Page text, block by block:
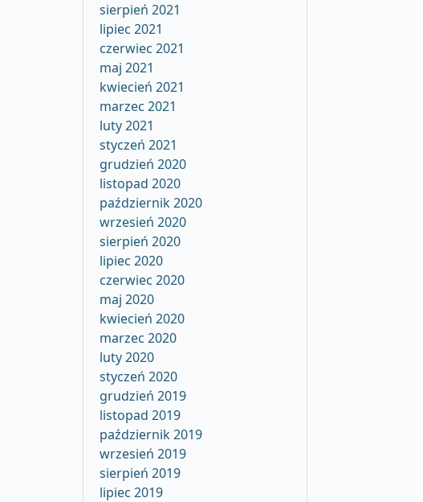
sierpień 2021
lipiec 2021
czerwiec 2021
maj 2021
kwiecień 2021
marzec 2021
luty 2021
styczeń 2021
grudzień 2020
listopad 2020
październik 2020
wrzesień 2020
sierpień 2020
lipiec 2020
czerwiec 2020
maj 2020
kwiecień 2020
marzec 2020
luty 2020
styczeń 2020
grudzień 2019
listopad 2019
październik 2019
wrzesień 2019
sierpień 2019
lipiec 2019